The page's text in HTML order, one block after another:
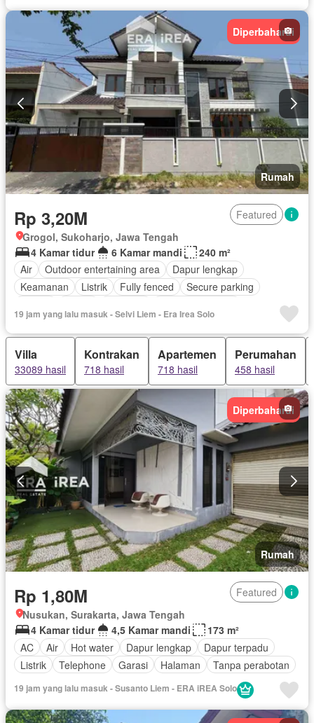
Diperbaharui
Rumah
Rp 3,20M
Featured
Grogol, Sukoharjo, Jawa Tengah
4 Kamar tidur
6 Kamar mandi
240 m²
Air
Outdoor entertaining area
Dapur lengkap
Keamanan
Listrik Fully fenced
Secure parking
19 jam yang lalu masuk - Selvi Liem - Era Irea Solo
Villa
33089 hasil
Kontrakan
718 hasil
Apartemen
718 hasil
Perumahan
458 hasil
Diperbaharui
Rumah
Rp 1,80M
Featured
Nusukan, Surakarta, Jawa Tengah
4 Kamar tidur
4,5 Kamar mandi
173 m²
AC
Air Hot water Dapur lengkap
Dapur terpadu
Listrik
Telephone Garasi Halaman Tanpa perabotan
19 jam yang lalu masuk - Susanto Liem - ERA iREA Solo